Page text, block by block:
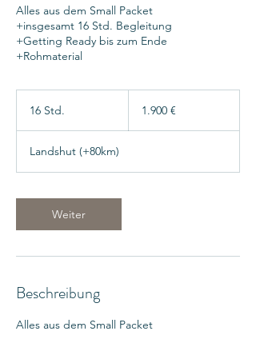
Alles aus dem Small Packet
+insgesamt 16 Std. Begleitung
+Getting Ready bis zum Ende
+Rohmaterial
16 Std.
t
d
1.900 €
Landshut (+80km)
Weiter
Beschreibung
Alles aus dem Small Packet